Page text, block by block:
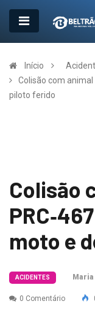
Início
Colisão com animal
piloto ferido
Colisão
moto e
ACIDENTES Maria
0 Comentário